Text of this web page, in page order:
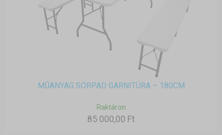
MŰANYAG SÖRPAD GARNITÚRA – 180CM
Raktáron
85 000,00 Ft